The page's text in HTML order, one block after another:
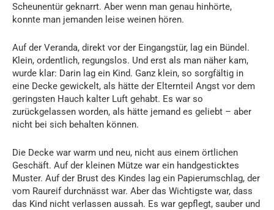
Scheunentür geknarrt. Aber wenn man genau hinhörte,
konnte man jemanden leise weinen hören.
Auf der Veranda, direkt vor der Eingangstür, lag ein Bündel.
Klein, ordentlich, regungslos. Und erst als man näher kam,
wurde klar: Darin lag ein Kind. Ganz klein, so sorgfältig in
eine Decke gewickelt, als hätte der Elternteil Angst vor dem
geringsten Hauch kalter Luft gehabt. Es war so
zurückgelassen worden, als hätte jemand es geliebt – aber
nicht bei sich behalten können.
Die Decke war warm und neu, nicht aus einem örtlichen
Geschäft. Auf der kleinen Mütze war ein handgesticktes
Muster. Auf der Brust des Kindes lag ein Papierumschlag, der
vom Raureif durchnässt war. Aber das Wichtigste war, dass
das Kind nicht verlassen aussah. Es war gepflegt, sauber und